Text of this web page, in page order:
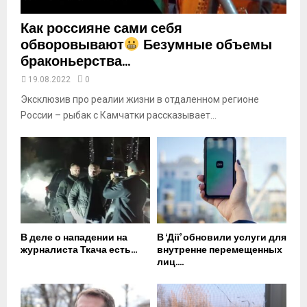
Как россияне сами себя
обворовывают Безумные объемы
браконьерства...
19.08.2022 0
Эксклюзив про реалии жизни в отдаленном регионе
России – рыбак с Камчатки рассказывает...
В деле о нападении на
журналиста Ткача есть...
В ‘Дії’ обновили услуги для
внутренне перемещенных
лиц....